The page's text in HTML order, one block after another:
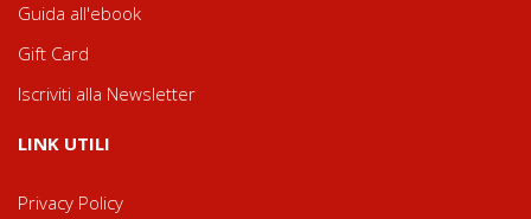
Guida all'ebook
Gift Card
Iscriviti alla Newsletter
LINK UTILI
Privacy Policy